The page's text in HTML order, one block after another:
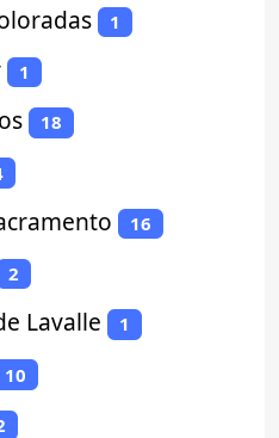
1
1
18
16
2
Lavalle 1
10